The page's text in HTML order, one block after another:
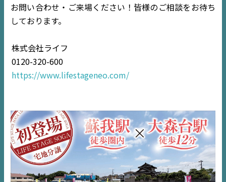
NEWS
EVENT
住宅情報誌ミッケル
お問い合わせ・ご来場ください！皆様のご相談をお待ち
しております。
株式会社ライフ
0120-320-600
https://www.lifestageneo.com/